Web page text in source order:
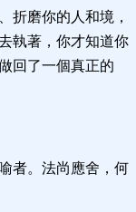
折磨你的人和境，
執著，你才知道你
回了一個真正的
者。法尚應舍，何